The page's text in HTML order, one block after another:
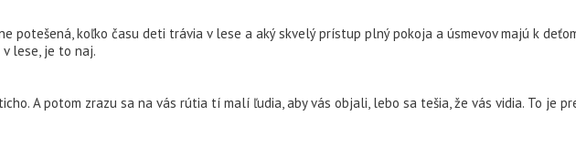
potešená, koľko času deti trávia v lese a aký skvelý prístup plný pokoja a úsmevov majú k
lese, je to naj.
A potom zrazu sa na vás rútia tí malí ľudia, aby vás objali, lebo sa tešia, že vás vidia. To je